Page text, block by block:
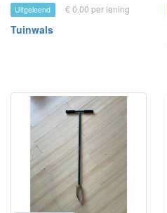
Uitgeleend € 0.00 per lening
Tuinwals